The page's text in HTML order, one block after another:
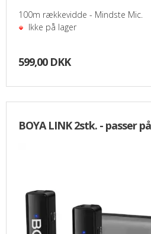
100m rækkevidde - Mindste Mic.
Ikke på lager
599,00 DKK
BOYA LINK 2stk. - passer